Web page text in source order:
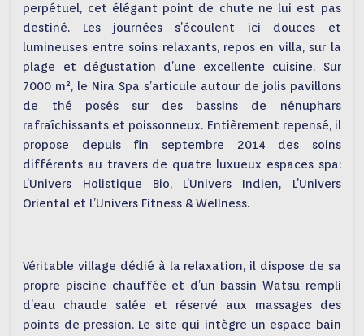
perpétuel, cet élégant point de chute ne lui est pas
destiné. Les journées s’écoulent ici douces et
lumineuses entre soins relaxants, repos en villa, sur la
plage et dégustation d’une excellente cuisine. Sur
7000 m², le Nira Spa s’articule autour de jolis pavillons
de thé posés sur des bassins de nénuphars
rafraîchissants et poissonneux. Entièrement repensé, il
propose depuis fin septembre 2014 des soins
différents au travers de quatre luxueux espaces spa:
L’Univers Holistique Bio, L’Univers Indien, L’Univers
Oriental et L’Univers Fitness & Wellness.
Véritable village dédié à la relaxation, il dispose de sa
propre piscine chauffée et d’un bassin Watsu rempli
d’eau chaude salée et réservé aux massages des
points de pression. Le site qui intègre un espace bain